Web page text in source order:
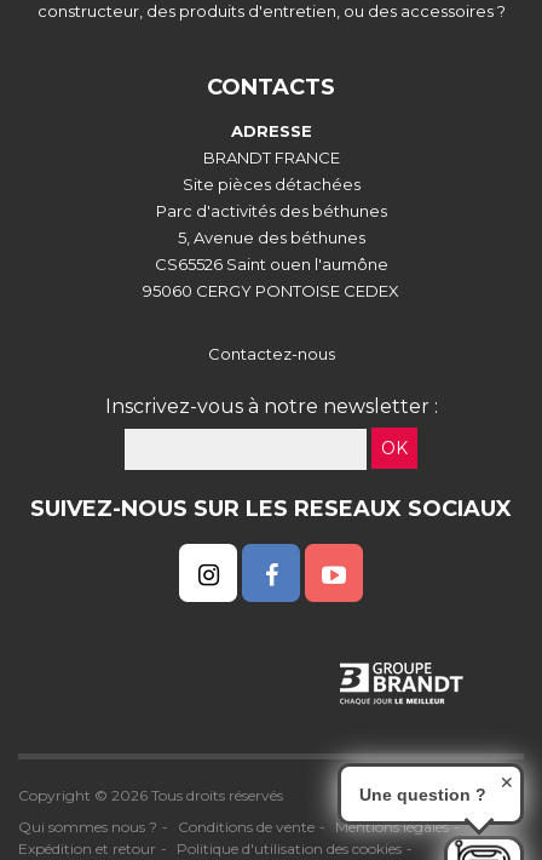
constructeur, des produits d'entretien, ou des accessoires ?
CONTACTS
ADRESSE
BRANDT FRANCE
Site pièces détachées
Parc d'activités des béthunes
5, Avenue des béthunes
CS65526 Saint ouen l'aumône
95060 CERGY PONTOISE CEDEX
Contactez-nous
Inscrivez-vous à notre newsletter :
OK
SUIVEZ-NOUS SUR LES RESEAUX SOCIAUX
Copyright © 2026 Tous droits réservés
Qui sommes nous ?
Conditions de vente
Mentions légales
Expédition et retour
Politique d'utilisation des cookies
Une question ?
✕